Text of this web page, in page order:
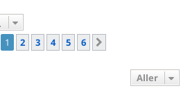
1 2 3 4 5 6
Aller